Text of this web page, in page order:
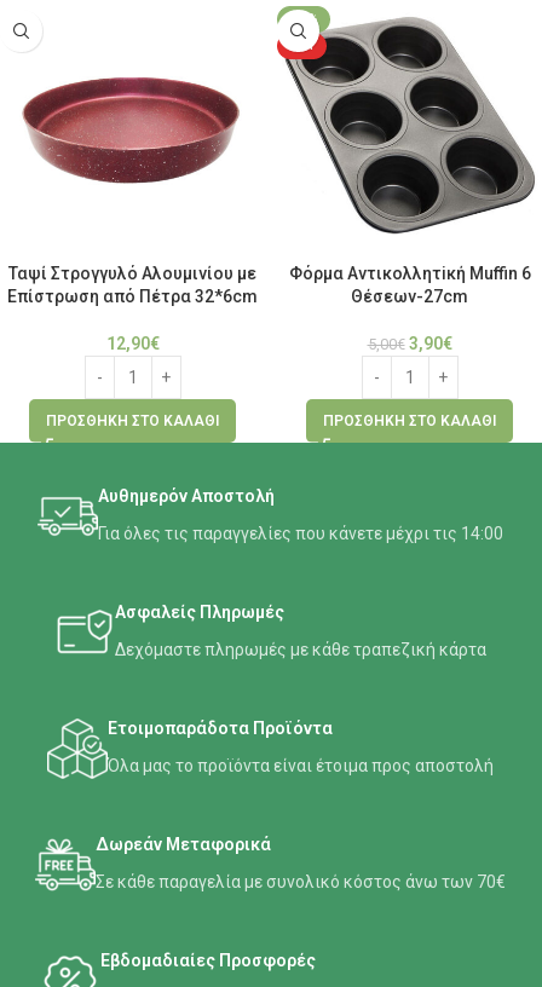
Ταψί Στρογγυλό Αλουμινίου με
Επίστρωση από Πέτρα 32*6cm
12,90€
ΠΡΟΣΘΉΚΗ ΣΤΟ ΚΑΛΆΘΙ
-22%
HOT
Φόρμα Αντικολλητiκή Muffin 6
Θέσεων-27cm
5,00€ 3,90€
ΠΡΟΣΘΉΚΗ ΣΤΟ ΚΑΛΆΘΙ
Αυθημερόν Αποστολή
Για όλες τις παραγγελίες που κάνετε μέχρι τις 14:00
Ασφαλείς Πληρωμές
Δεχόμαστε πληρωμές με κάθε τραπεζική κάρτα
Ετοιμοπαράδοτα Προϊόντα
Όλα μας το προϊόντα είναι έτοιμα προς αποστολή
Δωρεάν Μεταφορικά
Σε κάθε παραγελία με συνολικό κόστος άνω των 70€
Εβδομαδιαίες Προσφορές